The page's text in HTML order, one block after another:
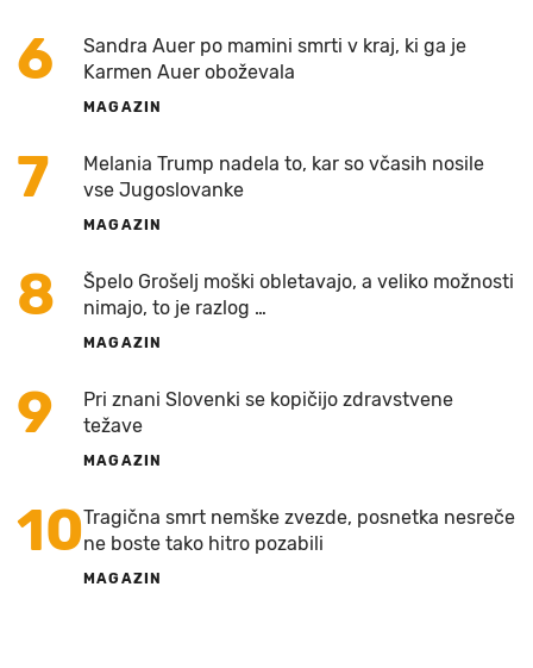
6
Sandra Auer po mamini smrti v kraj, ki ga je
Karmen Auer oboževala
MAGAZIN
7
Melania Trump nadela to, kar so včasih nosile
vse Jugoslovanke
MAGAZIN
8
Špelo Grošelj moški obletavajo, a veliko možnosti
nimajo, to je razlog …
MAGAZIN
9
Pri znani Slovenki se kopičijo zdravstvene
težave
MAGAZIN
10Tragična smrt nemške zvezde, posnetka nesreče
ne boste tako hitro pozabili
MAGAZIN